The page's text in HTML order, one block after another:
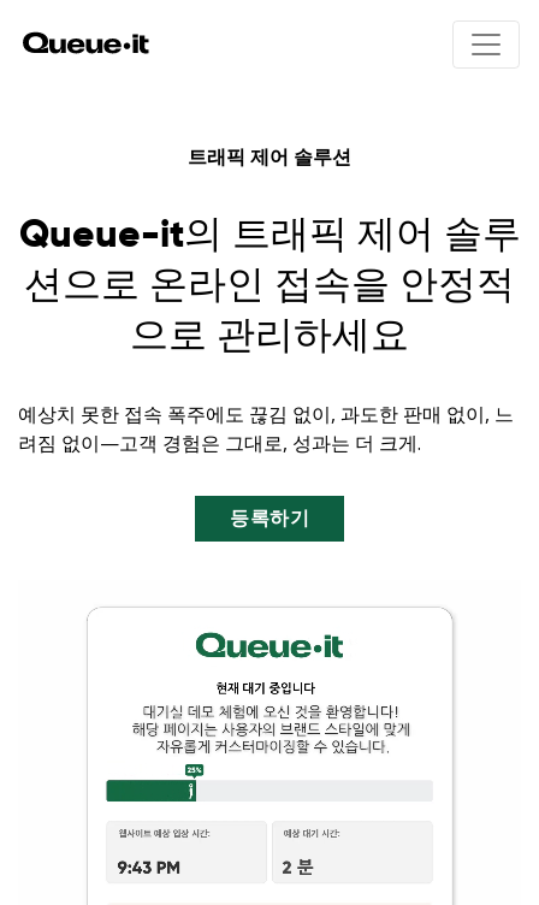
제품
제품 개요
Queue-it의 원리
사용자 경험
봇 및 악용 방지
트래픽 제어와 인사이트
개요
솔루션
E커머스
티케팅
금융 서비스
통신
요금
리소스
개발자 페이지 (영어)
백서 (영어)
대기실 갤러리 (영어)
제품 업데이트 (영어)
블로그 (영어)
Ebook & 가이드 (영어)
트래픽 제어 솔루션
Queue-it의 트래픽 제어 솔루
션으로 온라인 접속을 안정적
으로 관리하세요
예상치 못한 접속 폭주에도 끊김 없이, 과도한 판매 없이, 느
려짐 없이—고객 경험은 그대로, 성과는 더 크게.
등록하기